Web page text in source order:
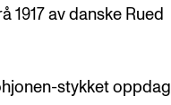
1917 av danske Rued
stykket